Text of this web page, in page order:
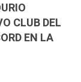
CLUB DEL
EN LA